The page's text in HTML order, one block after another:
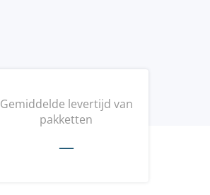
Gemiddelde levertijd van
pakketten
—